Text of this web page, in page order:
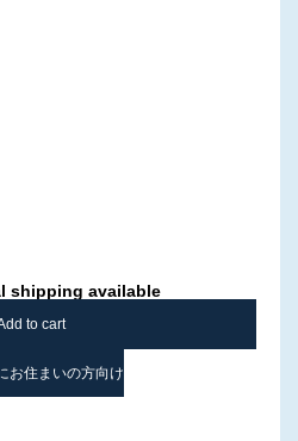
shipping available
to cart
お住まいの方向け